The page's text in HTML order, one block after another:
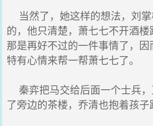
当然了，她这样的想法，刘
的，他只清楚，萧七七不开酒
那是再好不过的一件事情了，
特有心情来帮一帮萧七七了。
秦弈把马交给后面一个士兵
了旁边的茶楼，乔清也抱着孩子